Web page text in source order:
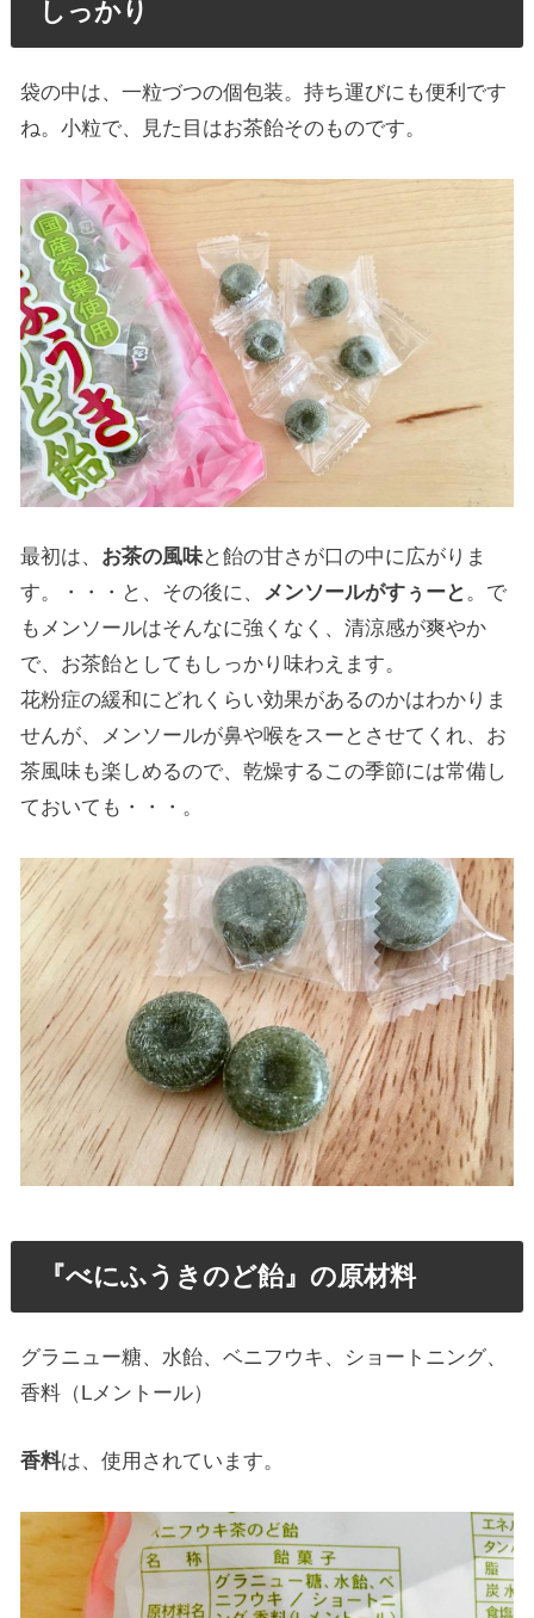
しっかり
袋の中は、一粒づつの個包装。持ち運びにも便利です
ね。小粒で、見た目はお茶飴そのものです。
最初は、 お茶の風味と飴の甘さが口の中に広がりま
す。・・・と、その後に、 メンソールがすぅーと。で
もメンソールはそんなに強くなく、清涼感が爽やか
で、お茶飴としてもしっかり味わえます。
花粉症の緩和にどれくらい効果があるのかはわかりま
せんが、メンソールが鼻や喉をスーとさせてくれ、お
茶風味も楽しめるので、乾燥するこの季節には常備し
ておいても・・・。
『べにふうきのど飴』の原材料
グラニュー糖、水飴、ベニフウキ、ショートニング、
香料（Lメントール）
香料は、使用されています。